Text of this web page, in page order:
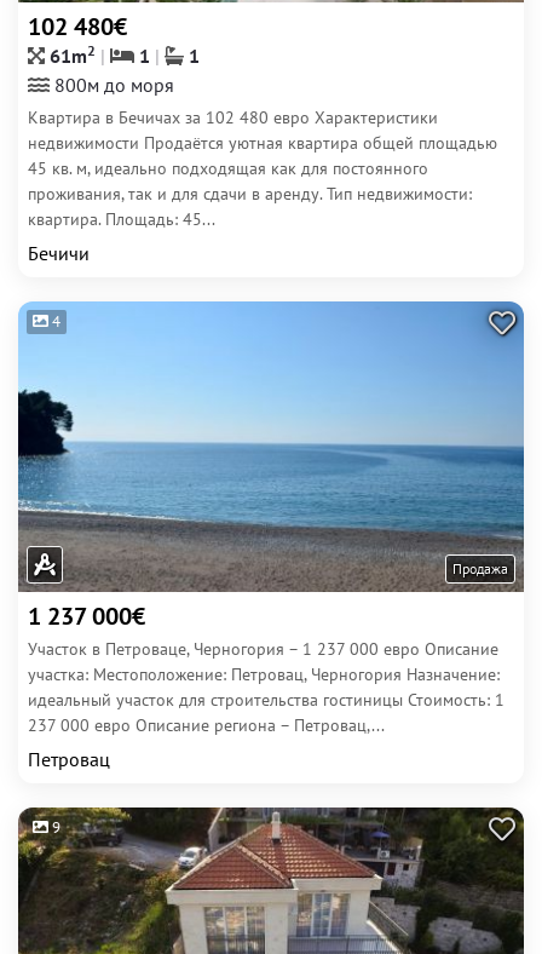
102 480€
61m2 1
1
800м до моря
Квартира в Бечичах за 102 480 евро Характеристики
недвижимости Продаётся уютная квартира общей площадью
45 кв. м, идеально подходящая как для постоянного
проживания, так и для сдачи в аренду. Тип недвижимости:
квартира. Площадь: 45...
Бечичи
4
Продажа
1 237 000€
Участок в Петроваце, Черногория – 1 237 000 евро Описание
участка: Местоположение: Петровац, Черногория Назначение:
идеальный участок для строительства гостиницы Стоимость: 1
237 000 евро Описание региона – Петровац,...
Петровац
9